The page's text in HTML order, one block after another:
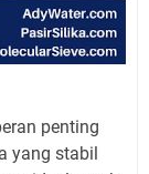
penting
yang stabil